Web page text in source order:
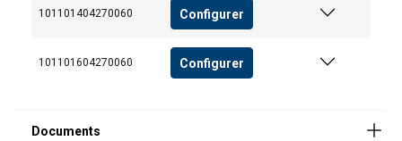
101101404270060 Configurer
101101604270060 Configurer
Fonctionnalité Non classifiés